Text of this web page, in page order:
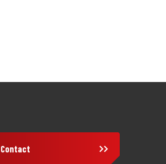
Contact